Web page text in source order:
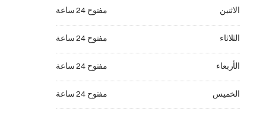
الاثنين مفتوح 24 ساعة
الثلاثاء مفتوح 24 ساعة
الأربعاء مفتوح 24 ساعة
الأربعاء مفتوح 24 ساعة
الخميس مفتوح 24 ساعة